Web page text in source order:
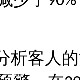
析客人